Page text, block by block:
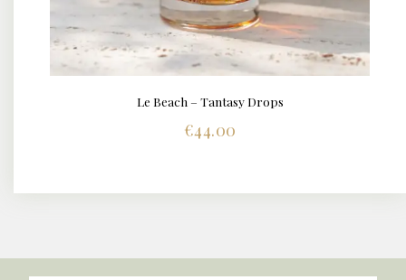
Le Beach – Tantasy Drops
€44.00